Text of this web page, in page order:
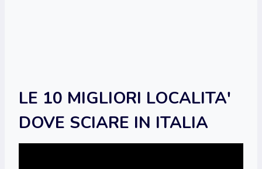
LE 10 MIGLIORI LOCALITA'
DOVE SCIARE IN ITALIA